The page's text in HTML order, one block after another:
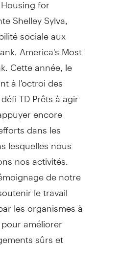
Shelley Sylva,
sociale aux
America's Most
Cette année, le
à l'octroi des
TD Prêts à agir
encore
dans les
lesquelles nous
nos activités.
de notre
le travail
les organismes à
améliorer
sûrs et